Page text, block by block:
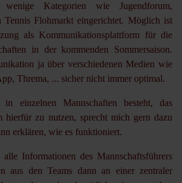
Kategorien wie Jugendforum,
Tennis Flohmarkt eingerichtet. Möglich ist
als Kommunikationsplattform für die
in der kommenden Sommersaison.
ja über verschiedenen Medien wie
Threma, ... sicher nicht immer optimal.
einzelnen Mannschaften besteht, das
hierfür zu nutzen, sprecht mich gern dazu
erklären, wie es funktioniert.
Informationen des Mannschaftsführers
aus den Teams dann an einer zentraler